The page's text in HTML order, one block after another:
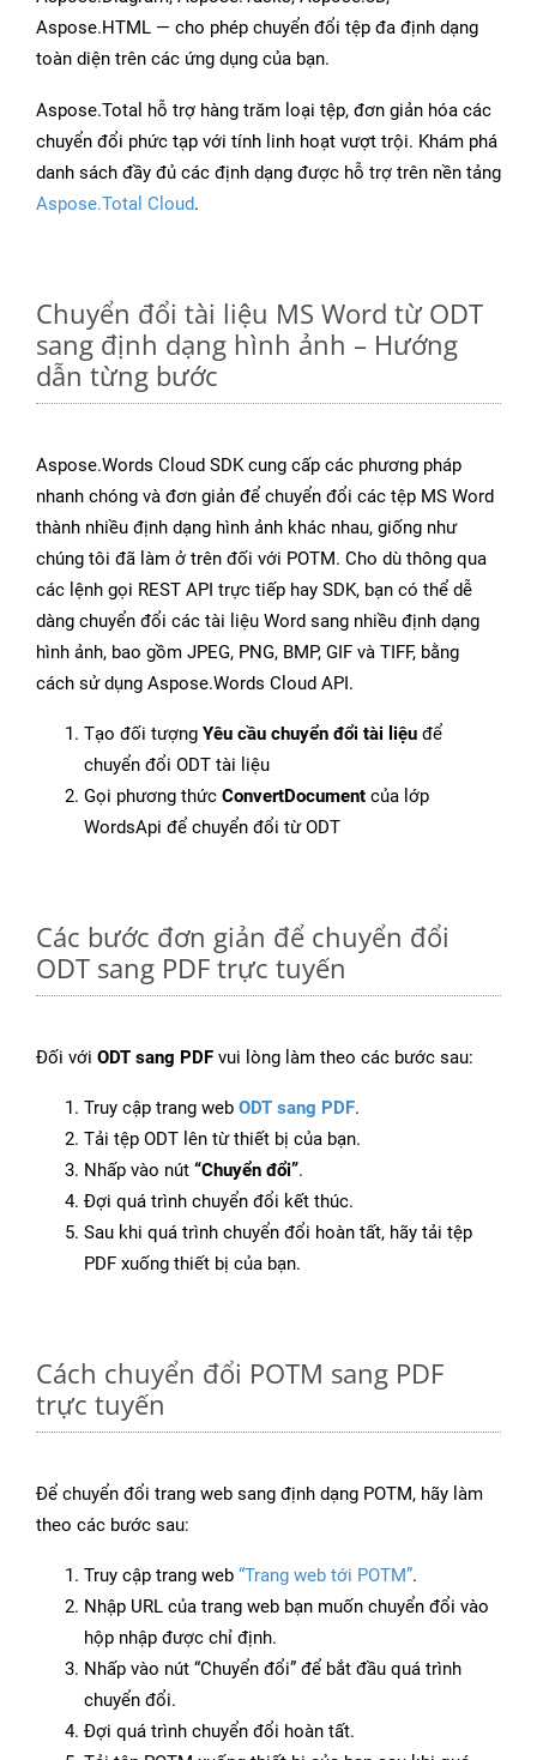
Aspose.HTML — cho phép chuyển đổi tệp đa định dạng
toàn diện trên các ứng dụng của bạn.
Aspose.Total hỗ trợ hàng trăm loại tệp, đơn giản hóa các
chuyển đổi phức tạp với tính linh hoạt vượt trội. Khám phá
danh sách đầy đủ các định dạng được hỗ trợ trên nền tảng
Aspose.Total Cloud.
Chuyển đổi tài liệu MS Word từ ODT
sang định dạng hình ảnh – Hướng
dẫn từng bước
Aspose.Words Cloud SDK cung cấp các phương pháp
nhanh chóng và đơn giản để chuyển đổi các tệp MS Word
thành nhiều định dạng hình ảnh khác nhau, giống như
chúng tôi đã làm ở trên đối với POTM. Cho dù thông qua
các lệnh gọi REST API trực tiếp hay SDK, bạn có thể dễ
dàng chuyển đổi các tài liệu Word sang nhiều định dạng
hình ảnh, bao gồm JPEG, PNG, BMP, GIF và TIFF, bằng
cách sử dụng Aspose.Words Cloud API.
Tạo đối tượng Yêu cầu chuyển đổi tài liệu để
chuyển đổi ODT tài liệu
Gọi phương thức ConvertDocument của lớp
WordsApi để chuyển đổi từ ODT
Các bước đơn giản để chuyển đổi
ODT sang PDF trực tuyến
Đối với ODT sang PDF vui lòng làm theo các bước sau:
Truy cập trang web ODT sang PDF.
Tải tệp ODT lên từ thiết bị của bạn.
Nhấp vào nút “Chuyển đổi”.
Đợi quá trình chuyển đổi kết thúc.
Sau khi quá trình chuyển đổi hoàn tất, hãy tải tệp
PDF xuống thiết bị của bạn.
Cách chuyển đổi POTM sang PDF
trực tuyến
Để chuyển đổi trang web sang định dạng POTM, hãy làm
theo các bước sau:
Truy cập trang web “Trang web tới POTM”.
Nhập URL của trang web bạn muốn chuyển đổi vào
hộp nhập được chỉ định.
Nhấp vào nút “Chuyển đổi” để bắt đầu quá trình
chuyển đổi.
Đợi quá trình chuyển đổi hoàn tất.